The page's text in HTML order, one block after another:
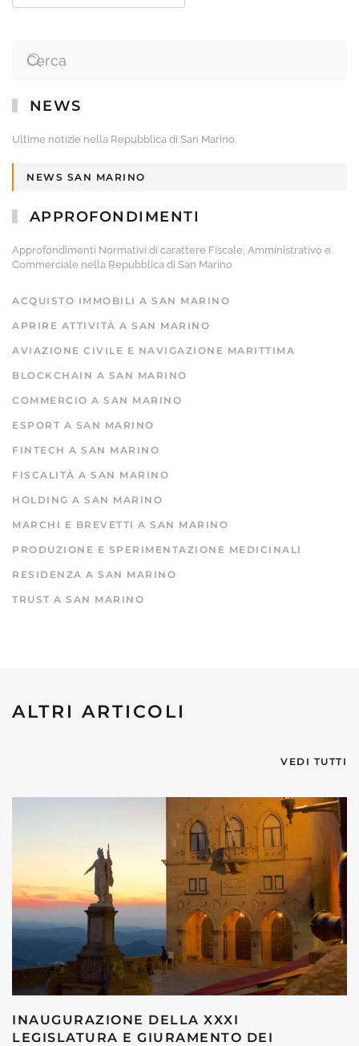
NEWS
Ultime notizie nella Repubblica di San Marino.
NEWS SAN MARINO
APPROFONDIMENTI
Approfondimenti Normativi di carattere Fiscale, Amministrativo e
Commerciale nella Repubblica di San Marino
ACQUISTO IMMOBILI A SAN MARINO
APRIRE ATTIVITÀ A SAN MARINO
AVIAZIONE CIVILE E NAVIGAZIONE MARITTIMA
BLOCKCHAIN A SAN MARINO
COMMERCIO A SAN MARINO
ESPORT A SAN MARINO
FINTECH A SAN MARINO
FISCALITÀ A SAN MARINO
HOLDING A SAN MARINO
MARCHI E BREVETTI A SAN MARINO
PRODUZIONE E SPERIMENTAZIONE MEDICINALI
RESIDENZA A SAN MARINO
TRUST A SAN MARINO
ALTRI ARTICOLI
VEDI TUTTI
INAUGURAZIONE DELLA XXXI
LEGISLATURA E GIURAMENTO DEI